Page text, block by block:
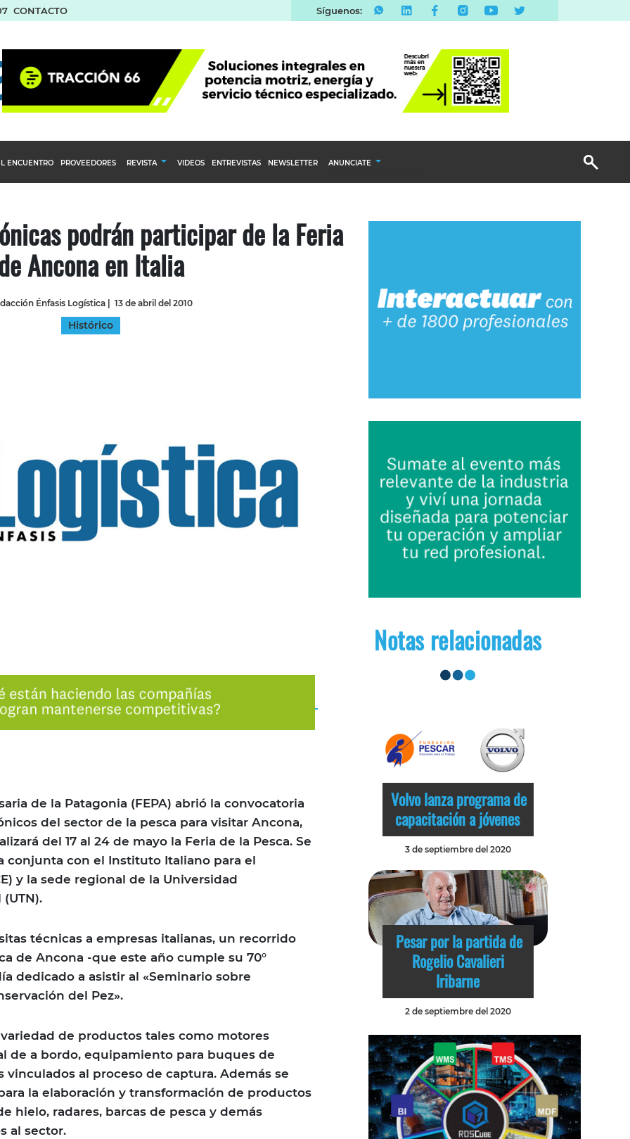
CONTACTO Síguenos:
del Agro
ENCUENTRO PROVEEDORES REVISTA VIDEOS ENTREVISTAS NEWSLETTER ANUNCIATE
Email Marketing
Branded Content
podrán participar de la Feria
Ancona en Italia
Énfasis Logística 13 de abril del 2010
Histórico
de la Patagonia (FEPA) abrió la convocatoria
del sector de la pesca para visitar Ancona,
del 17 al 24 de mayo la Feria de la Pesca. Se
conjunta con el Instituto Italiano para el
y la sede regional de la Universidad
técnicas a empresas italianas, un recorrido
de Ancona -que este año cumple su 70°
dedicado a asistir al «Seminario sobre
del Pez».
de productos tales como motores
de a bordo, equipamiento para buques de
vinculados al proceso de captura. Además se
la elaboración y transformación de productos
hielo, radares, barcas de pesca y demás
al sector.
Notas relacionadas
Volvo lanza programa de
capacitación a jóvenes
3 de septiembre del 2020
Pesar por la partida de
Rogelio Cavalieri
Iribarne
2 de septiembre del 2020